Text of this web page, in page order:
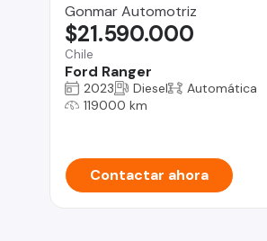
Gonmar Automotriz
Chile
Ford Ranger
$21.590.000
2023 Diesel
Automática
119000 km
Contactar ahora